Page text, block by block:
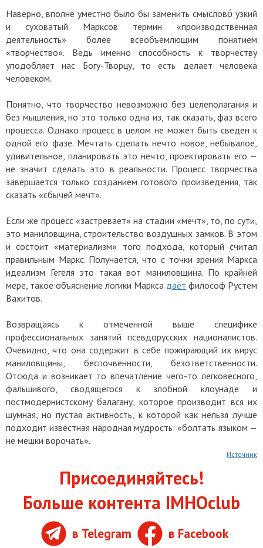
Наверно, вполне уместно было бы заменить смысловό узкий
и суховатый Марксов термин «производственная
деятельность» более всеобъемлющим понятием
«творчество». Ведь именно способность к творчеству
уподобляет нас Богу-Творцу, то есть делает человека
человеком.
Понятно, что творчество невозможно без целеполагания и
без мышления, но это только одна из, так сказать, фаз всего
процесса. Однако процесс в целом не может быть сведен к
одной его фазе. Мечтать сделать нечто новое, небывалое,
удивительное, планировать это нечто, проектировать его —
не значит сделать это в реальности. Процесс творчества
завершается только созданием готового произведения, так
сказать «сбычей мечт».
Если же процесс «застревает» на стадии «мечт», то, по сути,
это маниловщина, строительство воздушных замков. В этом
и состоит «материализм» того подхода, который считал
правильным Маркс. Получается, что с точки зрения Маркса
идеализм Гегеля это такая вот маниловщина. По крайней
мере, такое объяснение логики Маркса даёт философ Рустем
Вахитов.
Возвращаясь к отмеченной выше специфике
профессиональных занятий псевдорусских националистов.
Очевидно, что она содержит в себе пожирающий их вирус
маниловщины, беспочвенности, безответственности.
Отсюда и возникает то впечатление чего-то легковесного,
фальшивого, сводящегося к злобной клоунаде и
постмодернистскому балагану, которое производит вся их
шумная, но пустая активность, к которой как нельзя лучше
подходит известная народная мудрость: «болтать языком —
не мешки ворочать».
Источник
Присоединяйтесь!
Больше контента IMHOclub
в Telegram в Facebook